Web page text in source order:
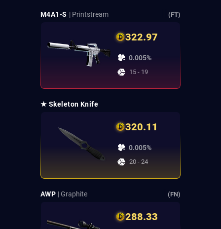
M4A1-S | Printstream (FT)
322.97
0.005%
15 - 19
★ Skeleton Knife
320.11
0.005%
20 - 24
AWP | Graphite (FN)
288.33